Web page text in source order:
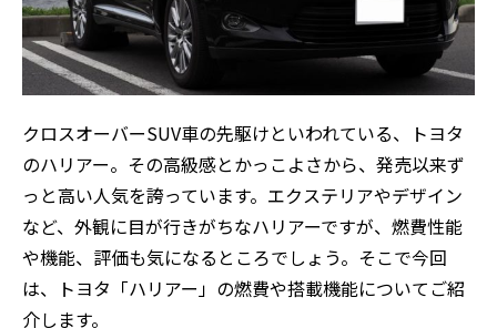
クロスオーバーSUV車の先駆けといわれている、トヨタ
のハリアー。その高級感とかっこよさから、発売以来ず
っと高い人気を誇っています。エクステリアやデザイン
など、外観に目が行きがちなハリアーですが、燃費性能
や機能、評価も気になるところでしょう。そこで今回
は、トヨタ「ハリアー」の燃費や搭載機能についてご紹
介します。